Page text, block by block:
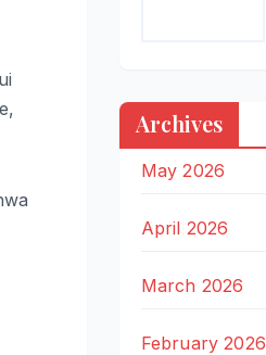
Archives
May 2026
April 2026
March 2026
February 2026